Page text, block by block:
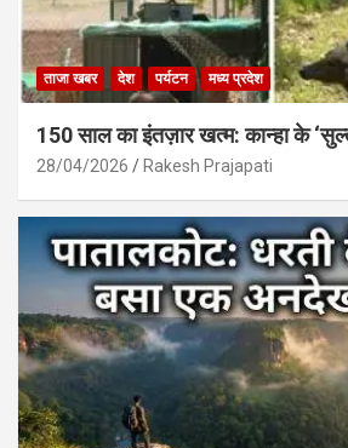
ताजा खबर देश पर्यटन मध्य प्रदेश
150 साल का इंतज़ार खत्म: कान्हा के
28/04/2026 Rakesh Prajapati